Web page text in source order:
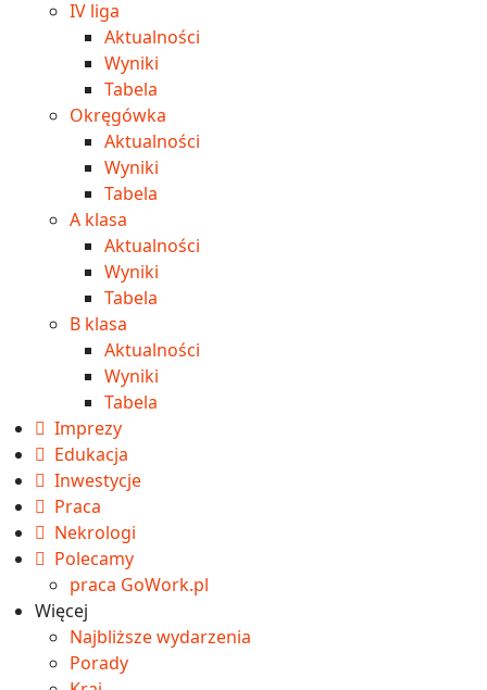
IV liga
Aktualności
Wyniki
Tabela
Okręgówka
Aktualności
Wyniki
Tabela
A klasa
Aktualności
Wyniki
Tabela
B klasa
Aktualności
Wyniki
Tabela
Imprezy
Edukacja
Inwestycje
Praca
Nekrologi
Polecamy
praca GoWork.pl
Więcej
Najbliższe wydarzenia
Porady